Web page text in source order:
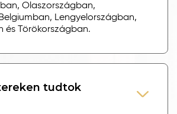
Olaszországban,
Lengyelországban,
és Törökországban.
tudtok